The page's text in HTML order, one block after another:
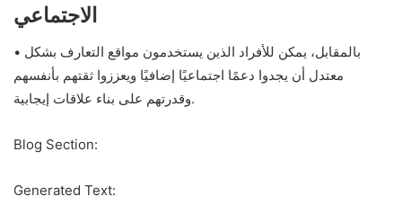
الاجتماعي
• بالمقابل، يمكن للأفراد الذين يستخدمون مواقع التعارف بشكل
معتدل أن يجدوا دعمًا اجتماعيًا إضافيًا ويعززوا ثقتهم بأنفسهم
وقدرتهم على بناء علاقات إيجابية.
Blog Section:
Generated Text: